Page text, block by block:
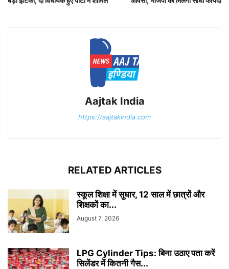
Aajtak India
https://aajtakindia.com
RELATED ARTICLES
स्कूल शिक्षा में सुधार, 12 साल में छात्रों और
शिक्षकों का...
August 7, 2026
LPG Cylinder Tips: बिना उठाए पता करें
सिलेंडर में कितनी गैस...